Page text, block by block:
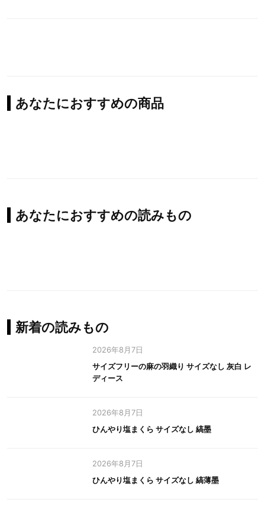
あなたにおすすめの商品
あなたにおすすめの読みもの
新着の読みもの
2026年8月7日
サイズフリーの麻の羽織り サイズなし 灰白 レ
ディース
2026年8月7日
ひんやり塩まくら サイズなし 縞墨
2026年8月7日
ひんやり塩まくら サイズなし 縞薄墨